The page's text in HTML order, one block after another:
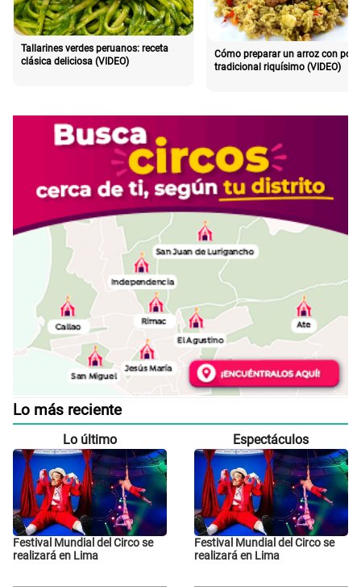
Tallarines verdes peruanos: receta
clásica deliciosa (VIDEO)
Cómo preparar un arroz con pollo
tradicional riquísimo (VIDEO)
Lo más reciente
Lo último
Festival Mundial del Circo se
realizará en Lima
Espectáculos
Festival Mundial del Circo se
realizará en Lima